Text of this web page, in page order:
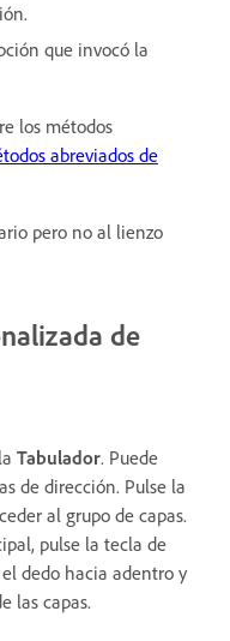
que invocó la
los métodos
abreviados de
pero no al lienzo
de
Tabulador. Puede
de dirección. Pulse la
al grupo de capas.
pulse la tecla de
dedo hacia adentro y
las capas.